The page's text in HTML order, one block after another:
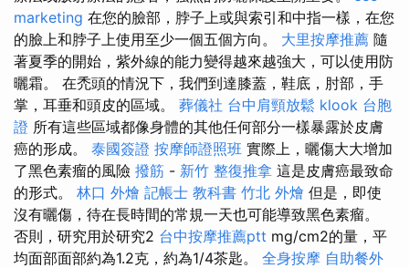
marketing 在您的臉部，脖子上或與索引和中指一樣，在您
的臉上和脖子上使用至少一個五個方向。 大里按摩推薦 隨
著夏季的開始，紫外線的能力變得越來越強大，可以使用防
曬霜。 在禿頭的情況下，我們到達膝蓋，鞋底，肘部，手
掌，耳垂和頭皮的區域。 葬儀社 台中肩頸放鬆 klook 台胞
證 所有這些區域都像身體的其他任何部分一樣暴露於皮膚
癌的形成。 泰國簽證 按摩師證照班 實際上，曬傷大大增加
了黑色素瘤的風險 撥筋 - 新竹 整復推拿 這是皮膚癌最致命
的形式。 林口 外燴 記帳士 教科書 竹北 外燴 但是，即使
沒有曬傷，待在長時間的常規一天也可能導致黑色素瘤。
否則，研究用於研究2 台中按摩推薦ptt mg/cm2的量，平
均面部面部約為1.2克，約為1/4茶匙。 全身按摩 自助餐外